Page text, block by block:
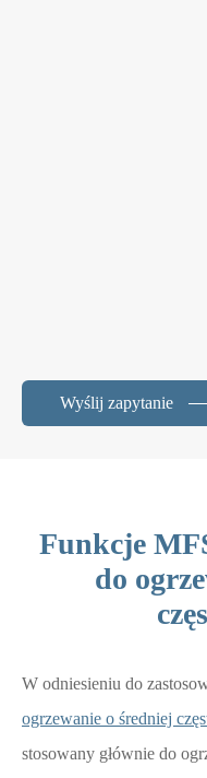
Wyślij zapytanie
Funkcje
do
W odniesieniu do
ogrzewanie o średniej
stosowany głównie do